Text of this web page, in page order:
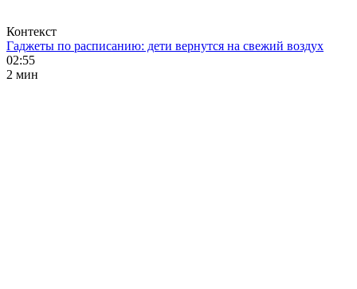
Контекст
Гаджеты по расписанию: дети вернутся на свежий воздух
02:55
2 мин